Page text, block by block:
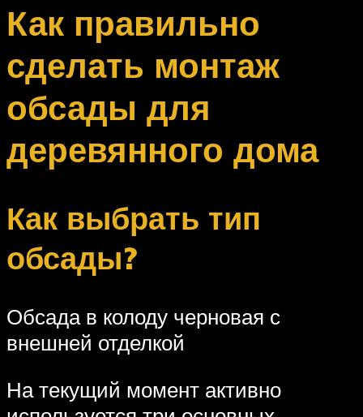
Меню
Как правильно
сделать монтаж
обсады для
деревянного дома
Как выбрать тип
обсады?
Обсада в колоду черновая с
внешней отделкой
На текущий момент активно